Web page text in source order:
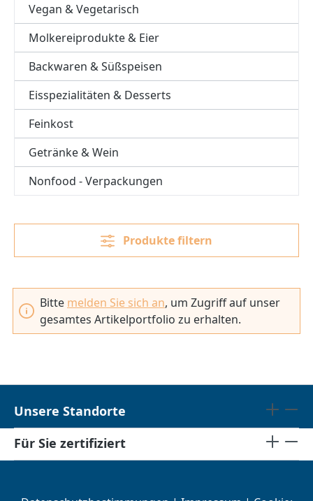
Vegan & Vegetarisch
Molkereiprodukte & Eier
Backwaren & Süßspeisen
Eisspezialitäten & Desserts
Feinkost
Getränke & Wein
Nonfood - Verpackungen
Produkte filtern
Bitte melden Sie sich an, um Zugriff auf unser
gesamtes Artikelportfolio zu erhalten.
Unsere Standorte
Für Sie zertifiziert